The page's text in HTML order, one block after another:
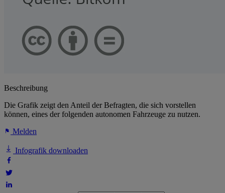
Beschreibung
Die Grafik zeigt den Anteil der Befragten, die sich vorstellen
können, eines der folgenden autonomen Fahrzeuge zu nutzen.
Melden
Infografik downloaden